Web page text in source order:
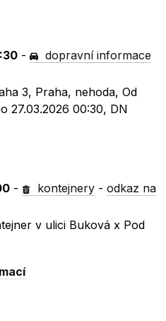
-
dopravní informace
3, Praha, nehoda, Od
27.03.2026 00:30, DN
- kontejnery -odkaz na
v ulici Buková x Pod